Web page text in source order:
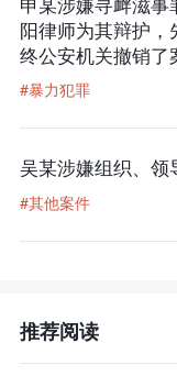
阳律师为其辩护
终公安机关撤销了
#暴力犯罪
吴某涉嫌组织、领
#其他案件
推荐阅读